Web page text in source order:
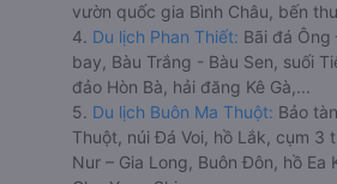
vườn quốc gia Bình Châu, bến
4. Du lịch Phan Thiết: Bãi đá Ông
bay, Bàu Trắng - Bàu Sen, suối
đảo Hòn Bà, hải đăng Kê Gà,...
5. Du lịch Buôn Ma Thuột: Bảo
Thuột, núi Đá Voi, hồ Lắk, cụm 3
Nur – Gia Long, Buôn Đôn, hồ Ea